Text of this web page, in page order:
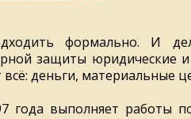
формально. И
защиты юридические
деньги, материальные
года выполняет работы